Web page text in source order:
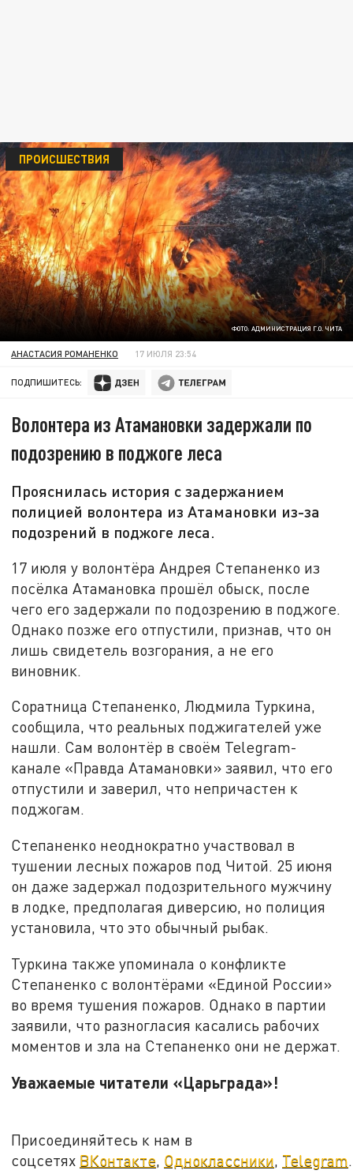
ФОТО: АДМИНИСТРАЦИЯ Г.О. ЧИТА
ПРОИСШЕСТВИЯ
АНАСТАСИЯ РОМАНЕНКО 17 ИЮЛЯ 23:54
ПОДПИШИТЕСЬ:
Волонтера из Атамановки задержали по
подозрению в поджоге леса
Прояснилась история с задержанием
полицией волонтера из Атамановки из-за
подозрений в поджоге леса.
17 июля у волонтёра Андрея Степаненко из
посёлка Атамановка прошёл обыск, после
чего его задержали по подозрению в поджоге.
Однако позже его отпустили, признав, что он
лишь свидетель возгорания, а не его
виновник.
Соратница Степаненко, Людмила Туркина,
сообщила, что реальных поджигателей уже
нашли. Сам волонтёр в своём Telegram-
канале «Правда Атамановки» заявил, что его
отпустили и заверил, что непричастен к
поджогам.
Степаненко неоднократно участвовал в
тушении лесных пожаров под Читой. 25 июня
он даже задержал подозрительного мужчину
в лодке, предполагая диверсию, но полиция
установила, что это обычный рыбак.
Туркина также упоминала о конфликте
Степаненко с волонтёрами «Единой России»
во время тушения пожаров. Однако в партии
заявили, что разногласия касались рабочих
моментов и зла на Степаненко они не держат.
Уважаемые читатели «Царьграда»!
Присоединяйтесь к нам в
соцсетях ВКонтакте, Одноклассники, Telegram.